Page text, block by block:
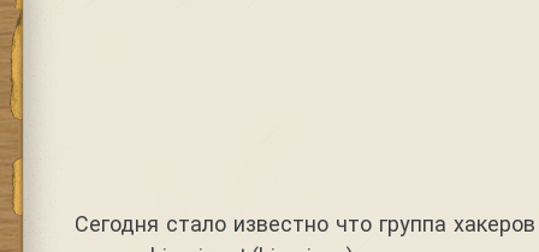
Сегодня стало известно что группа